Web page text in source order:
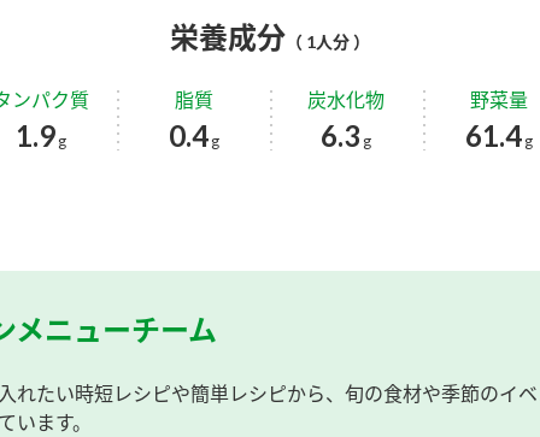
栄養成分 （ 1人分 ）
ンパク質
1.9g
脂質
0.4 g
炭水化物
6.3 g
野菜量
61.4g
メニューチーム
れたい時短レシピや簡単レシピから、旬の食材や季節のイ
います。